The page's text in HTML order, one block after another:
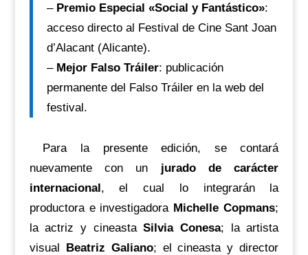
– Premio Especial «Social y Fantástico»:
acceso directo al Festival de Cine Sant Joan
d’Alacant (Alicante).
– Mejor Falso Tráiler: publicación
permanente del Falso Tráiler en la web del
festival.
Para la presente edición, se contará
nuevamente con
un jurado de carácter
internacional, el cual lo integrarán la
productora e investigadora Michelle Copmans;
la actriz y cineastaSilvia Conesa; la artista
visual Beatriz Galiano; el cineasta y director